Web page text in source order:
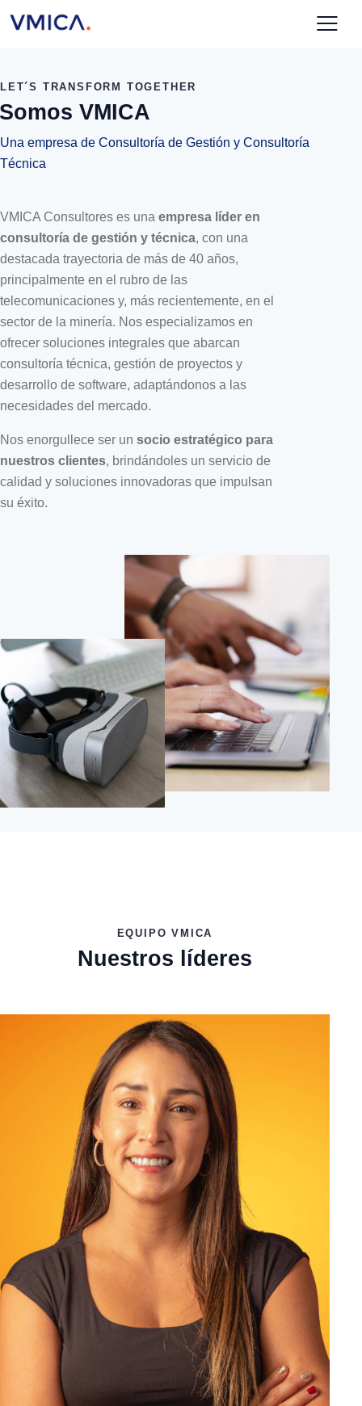
LET´S TRANSFORM TOGETHER
Somos VMICA​
Una empresa de Consultoría de Gestión y Consultoría
Técnica​
VMICA Consultores es una empresa líder en
consultoría de gestión y técnica, con una
destacada trayectoria de más de 40 años,
principalmente en el rubro de las
telecomunicaciones y, más recientemente, en el
sector de la minería. Nos especializamos en
ofrecer soluciones integrales que abarcan
consultoría técnica, gestión de proyectos y
desarrollo de software, adaptándonos a las
necesidades del mercado.
Nos enorgullece ser un socio estratégico para
nuestros clientes, brindándoles un servicio de
calidad y soluciones innovadoras que impulsan
su éxito.
EQUIPO VMICA
Nuestros líderes